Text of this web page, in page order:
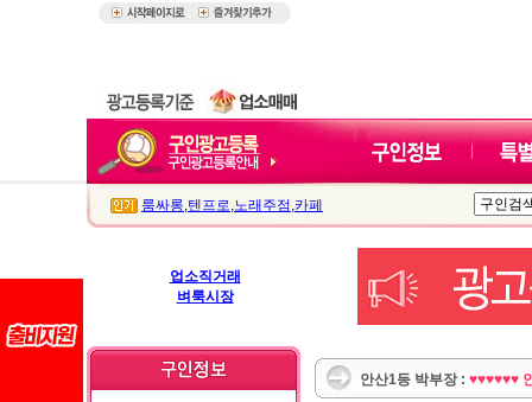
룸싸롱,텐프로,노래주점 ,카페
업소직거래
벼룩시장
안산1등 박부장 : ♥♥♥♥♥♥